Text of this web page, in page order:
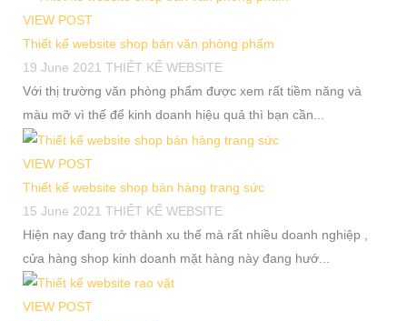
VIEW POST
Thiết kế website shop bán văn phòng phẩm
19 June 2021 THIẾT KẾ WEBSITE
Với thị trường văn phòng phẩm được xem rất tiềm năng và
màu mỡ vì thế để kinh doanh hiệu quả thì bạn cần...
VIEW POST
Thiết kế website shop bán hàng trang sức
15 June 2021 THIẾT KẾ WEBSITE
Hiện nay đang trở thành xu thế mà rất nhiều doanh nghiệp ,
cửa hàng shop kinh doanh mặt hàng này đang hướ...
VIEW POST